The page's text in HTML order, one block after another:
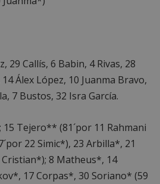
29 Callís, 6 Babin, 4 Rivas, 28
Álex López, 10 Juanma Bravo,
7 Bustos, 32 Isra García.
15 Tejero** (81´por 11 Rahmani
22 Simic*), 23 Arbilla*, 21
Cristian*); 8 Matheus*, 14
17 Corpas*, 30 Soriano* (59
de funcionalidad
no clasificadas
usuario y la gestión de cuentas.
puede utilizar correctamente sin
necesarias.
Proveedor/
Dominio